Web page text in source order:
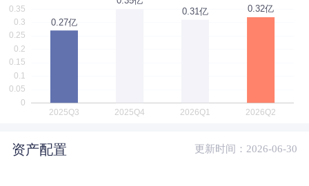
资产配置 更新时间：2026-06-30